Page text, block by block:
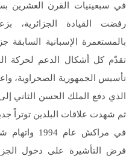
في سبعينيات القرن العشرين
رفضت القيادة الجزائرية،
بالمستعمرة الإسبانية السابقة
تأسيس الجمهورية الصحراوية،
الذي دفع الملك الحسن الثاني
ثم شهدت علاقات البلدين توتراً
في مراكش
فرض التأشيرة على دخول